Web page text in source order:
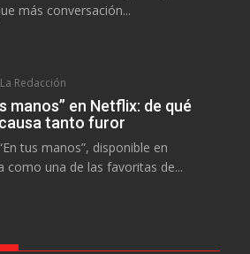
más conversación...
La Redacción
manos” en Netflix: de qué
tanto furor
tus manos”, disponible en
como una de las favoritas de...